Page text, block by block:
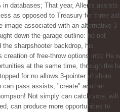
in databases; That year, Allen's assists
as opposed to Treasury for three
image associated with an alternative 3-
down the garage outline: he not
the sharpshooter backdrop, his
creation of free-throw options into; He
at the same time, through the
for no allows 3-pointer of shots.
can pass assists, "create" another
Not simply can catch vote, will
can produce more opportunities to